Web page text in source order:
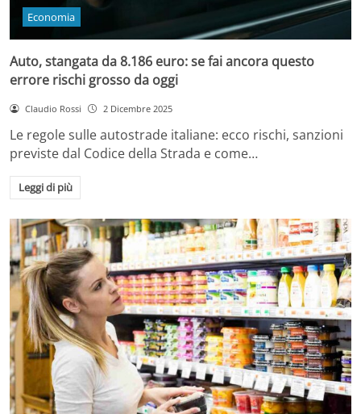
Economia
Auto, stangata da 8.186 euro: se fai ancora questo
errore rischi grosso da oggi
Claudio Rossi 2 Dicembre 2025
Le regole sulle autostrade italiane: ecco rischi, sanzioni
previste dal Codice della Strada e come…
Leggi di più